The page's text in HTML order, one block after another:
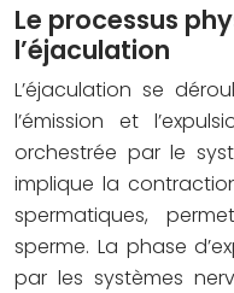
Le processus
l’éjaculation
L’éjaculation se
l’émission et
orchestrée par le
implique la
spermatiques,
sperme. La phase
par les systèmes